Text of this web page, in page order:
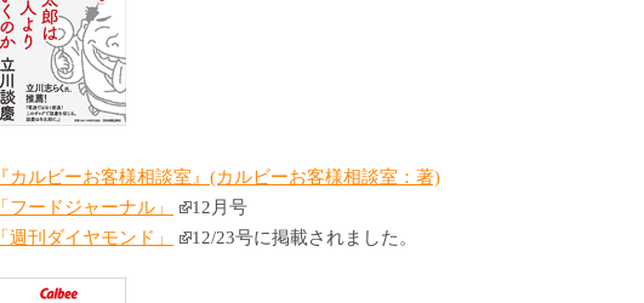
『カルビーお客様相談室』(カルビーお客様相談室：著)
「フードジャーナル」
12月号
「週刊ダイヤモンド」
12/23号に掲載されました。